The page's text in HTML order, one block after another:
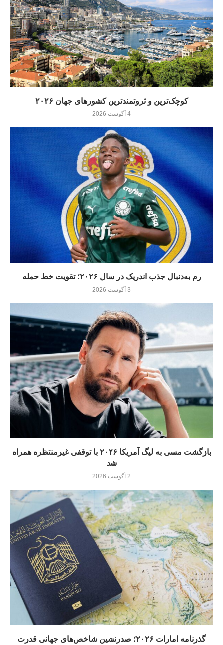
کوچک‌ترین و ثروتمندترین کشورهای جهان ۲۰۲۶
4 آگوست 2026
رم به‌دنبال جذب اندریک در سال ۲۰۲۶؛ تقویت خط حمله
3 آگوست 2026
بازگشت مسی به لیگ آمریکا ۲۰۲۶ با توقفی غیرمنتظره همراه
شد
2 آگوست 2026
گذرنامه امارات ۲۰۲۶؛ صدرنشین شاخص‌های جهانی قدرت